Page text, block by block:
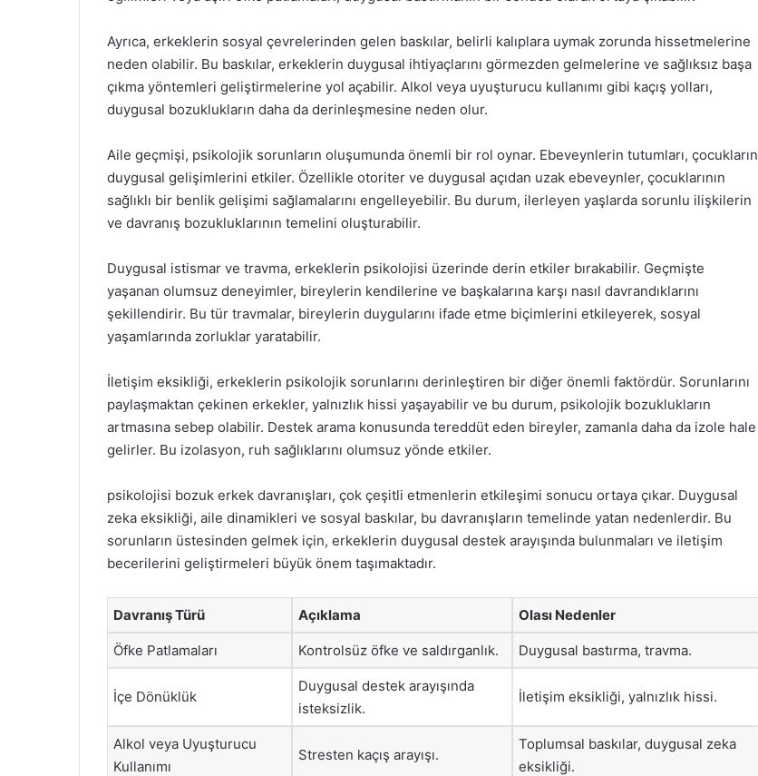
Ayrıca, erkeklerin sosyal çevrelerinden gelen baskılar, belirli kalıplara uymak zorunda hissetmelerine
neden olabilir. Bu baskılar, erkeklerin duygusal ihtiyaçlarını görmezden gelmelerine ve sağlıksız başa
çıkma yöntemleri geliştirmelerine yol açabilir. Alkol veya uyuşturucu kullanımı gibi kaçış yolları,
duygusal bozuklukların daha da derinleşmesine neden olur.
Aile geçmişi, psikolojik sorunların oluşumunda önemli bir rol oynar. Ebeveynlerin tutumları, çocukların
duygusal gelişimlerini etkiler. Özellikle otoriter ve duygusal açıdan uzak ebeveynler, çocuklarının
sağlıklı bir benlik gelişimi sağlamalarını engelleyebilir. Bu durum, ilerleyen yaşlarda sorunlu ilişkilerin
ve davranış bozukluklarının temelini oluşturabilir.
Duygusal istismar ve travma, erkeklerin psikolojisi üzerinde derin etkiler bırakabilir. Geçmişte
yaşanan olumsuz deneyimler, bireylerin kendilerine ve başkalarına karşı nasıl davrandıklarını
şekillendirir. Bu tür travmalar, bireylerin duygularını ifade etme biçimlerini etkileyerek, sosyal
yaşamlarında zorluklar yaratabilir.
İletişim eksikliği, erkeklerin psikolojik sorunlarını derinleştiren bir diğer önemli faktördür. Sorunlarını
paylaşmaktan çekinen erkekler, yalnızlık hissi yaşayabilir ve bu durum, psikolojik bozuklukların
artmasına sebep olabilir. Destek arama konusunda tereddüt eden bireyler, zamanla daha da izole hale
gelirler. Bu izolasyon, ruh sağlıklarını olumsuz yönde etkiler.
psikolojisi bozuk erkek davranışları, çok çeşitli etmenlerin etkileşimi sonucu ortaya çıkar. Duygusal
zeka eksikliği, aile dinamikleri ve sosyal baskılar, bu davranışların temelinde yatan nedenlerdir. Bu
sorunların üstesinden gelmek için, erkeklerin duygusal destek arayışında bulunmaları ve iletişim
becerilerini geliştirmeleri büyük önem taşımaktadır.
Davranış Türü Açıklama Olası Nedenler
Öfke Patlamaları Kontrolsüz öfke ve saldırganlık. Duygusal bastırma, travma.
İçe Dönüklük
Duygusal destek arayışında
isteksizlik.
İletişim eksikliği, yalnızlık hissi.
Alkol veya Uyuşturucu
Kullanımı
Stresten kaçış arayışı.
Toplumsal baskılar, duygusal zeka
eksikliği.